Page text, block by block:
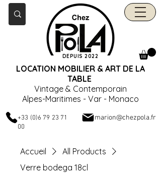
+33 (0)6 79 23 71
00
marion@chezpola.fr
LOCATION MOBILIER & ART DE LA
TABLE
Vintage & Contemporain
Alpes-Maritimes - Var - Monaco
DEPUIS 2022
Accueil
All Products
Verre bodega 18cl